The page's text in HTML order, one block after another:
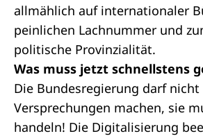
allmählich auf internationaler
peinlichen Lachnummer und
politische Provinzialität.
Was muss jetzt schnellstens
Die Bundesregierung darf
Versprechungen machen, sie
handeln! Die Digitalisierung